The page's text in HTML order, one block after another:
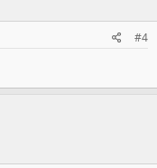
#4